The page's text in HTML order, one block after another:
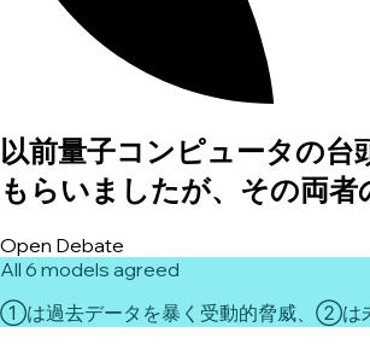
以前量子コンピュータの
もらいましたが、その両
Open Debate
All 6 models agreed
①は過去データを暴く受動的脅威、②は